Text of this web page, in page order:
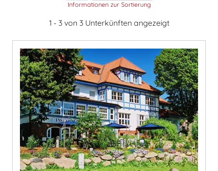
Informationen zur Sortierung
1 - 3 von 3 Unterkünften angezeigt